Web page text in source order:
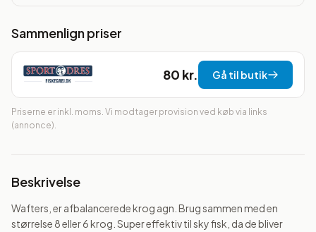
Sammenlign priser
80 kr. Gå til butik
Priserne er inkl. moms. Vi modtager provision ved køb via links
(annonce).
Beskrivelse
Wafters, er afbalancerede krog agn. Brug sammen med en
størrelse 8 eller 6 krog. Super effektiv til sky fisk, da de bliver